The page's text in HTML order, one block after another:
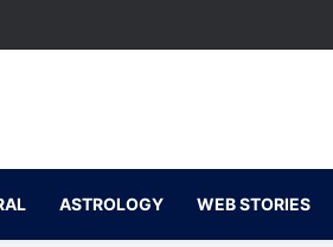
ASTROLOGY WEB STORIES